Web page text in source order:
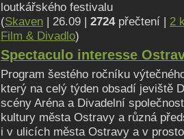
loutkářského festivalu
(Skaven | 26.09 | 2724přečtení | 2
Film & Divadlo)
Spectaculo interesse
Program šestého ročníku
který na celý týden obsadí jeviště
scény Aréna a Divadelní
kultury města Ostravy a různá
i v ulicích města Ostravy a v